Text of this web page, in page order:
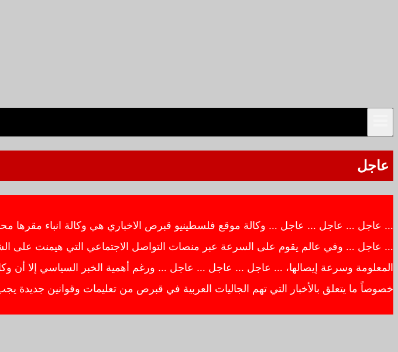
عاجل
… عاجل … عاجل … عاجل … وكالة موقع فلسطينيو قبرص الاخباري هي وكالة انباء مقرها
… عاجل … وفي عالم يقوم على السرعة عبر منصات التواصل الاجتماعي التي هيمنت على
المعلومة وسرعة إيصالها، … عاجل … عاجل … عاجل … ورغم أهمية الخبر السياسي إلا أن
خصوصاً ما يتعلق بالأخبار التي تهم الجاليات العربية في قبرص من تعليمات وقوانين جديدة